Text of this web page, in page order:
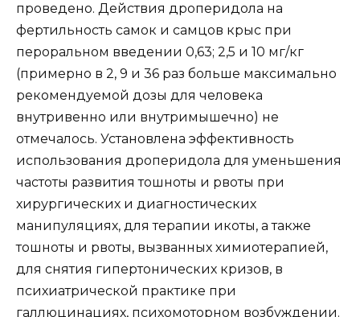
проведено. Действия дроперидола на
фертильность самок и самцов крыс при
пероральном введении 0,63; 2,5 и 10 мг/кг
(примерно в 2, 9 и 36 раз больше максимально
рекомендуемой дозы для человека
внутривенно или внутримышечно) не
отмечалось. Установлена эффективность
использования дроперидола для уменьшения
частоты развития тошноты и рвоты при
хирургических и диагностических
манипуляциях, для терапии икоты, а также
тошноты и рвоты, вызванных химиотерапией,
для снятия гипертонических кризов, в
психиатрической практике при
галлюцинациях, психомоторном возбуждении.